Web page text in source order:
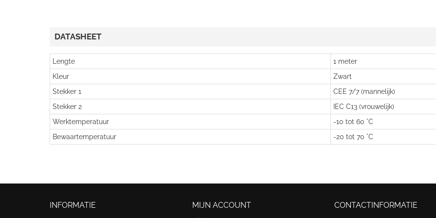
DATASHEET
Lengte
1 meter
Kleur
Zwart
Stekker 1
CEE 7/7 (mannelijk)
Stekker 2
IEC C13 (vrouwelijk)
Werktemperatuur
-10 tot 60 °C
Bewaartemperatuur
-20 tot 70 °C
INFORMATIE MIJN ACCOUNT CONTACTINFORMATIE